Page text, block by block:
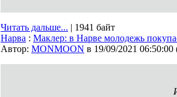
Читать дальше... | 1941 байт
Нарва : Маклер: в Нарве молодежь
Автор: MONMOON в 19/09/2021 06:50:00